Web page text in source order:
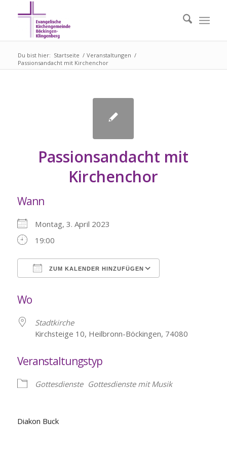
Du bist hier: Startseite / Veranstaltungen /
Passionsandacht mit Kirchenchor
Passionsandacht mit
Kirchenchor
Wann
Montag, 3. April 2023
19:00
ZUM KALENDER HINZUFÜGEN
Wo
Stadtkirche
Kirchsteige 10, Heilbronn-Böckingen, 74080
Veranstaltungstyp
Gottesdienste Gottesdienste mit Musik
Diakon Buck